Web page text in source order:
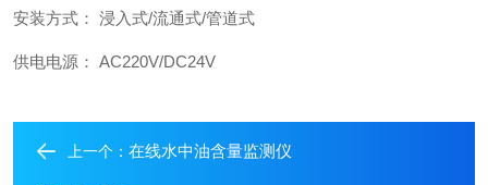
安装方式： 浸入式/流通式/管道式
供电电源： AC220V/DC24V
上一个： 在线水中油含量监测仪